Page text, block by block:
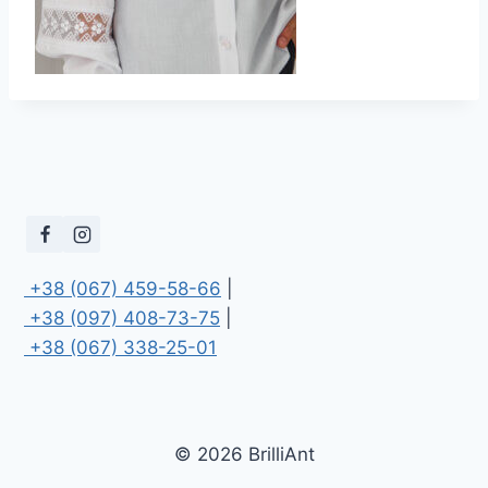
+38 (067) 459-58-66
+38 (097) 408-73-75
+38 (067) 338-25-01
© 2026 BrilliAnt